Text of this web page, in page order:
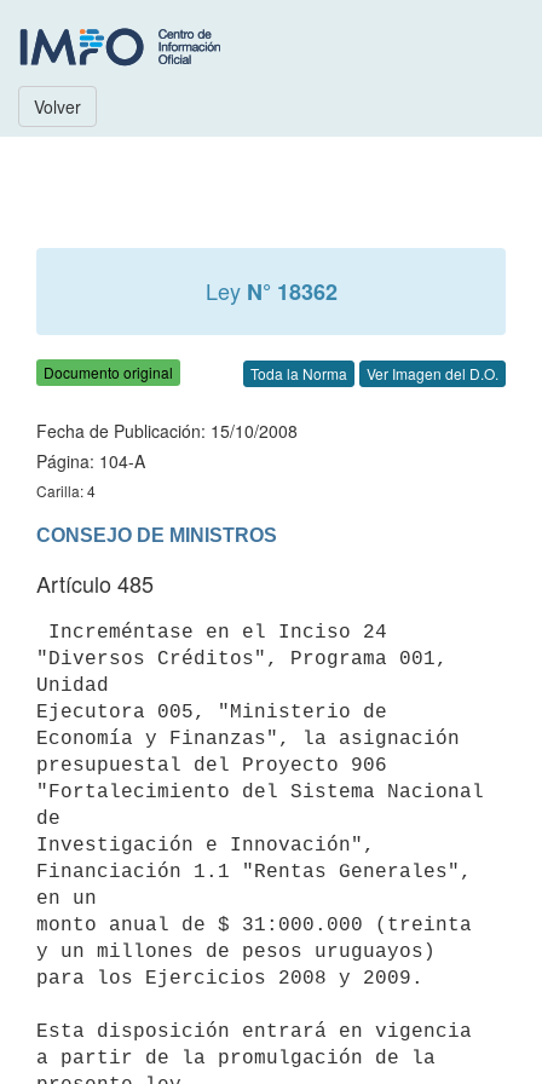
Volver
Ley N° 18362
Documento original Toda la Norma Ver Imagen del D.O.
Fecha de Publicación: 15/10/2008
Página: 104-A
Carilla: 4
Artículo 485
"Diversos Créditos", Programa 001,
Unidad
Ejecutora 005, "Ministerio de
Economía y Finanzas", la asignación
presupuestal del Proyecto 906
"Fortalecimiento del Sistema Nacional
de
Investigación e Innovación",
Financiación 1.1 "Rentas Generales",
en un
monto anual de $ 31:000.000 (treinta
y un millones de pesos uruguayos)
para los Ejercicios 2008 y 2009.
Esta disposición entrará en vigencia
a partir de la promulgación de la